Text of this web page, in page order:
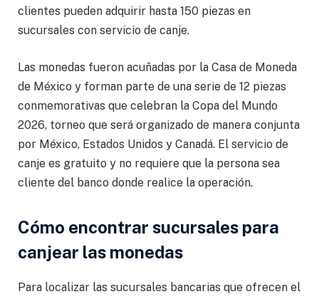
clientes pueden adquirir hasta 150 piezas en
sucursales con servicio de canje.
Las monedas fueron acuñadas por la Casa de Moneda
de México y forman parte de una serie de 12 piezas
conmemorativas que celebran la Copa del Mundo
2026, torneo que será organizado de manera conjunta
por México, Estados Unidos y Canadá. El servicio de
canje es gratuito y no requiere que la persona sea
cliente del banco donde realice la operación.
Cómo encontrar sucursales para
canjear las monedas
Para localizar las sucursales bancarias que ofrecen el